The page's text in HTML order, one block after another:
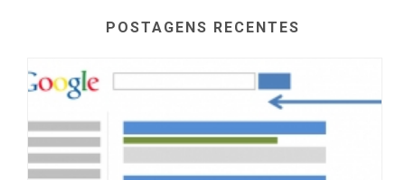
POSTAGENS RECENTES